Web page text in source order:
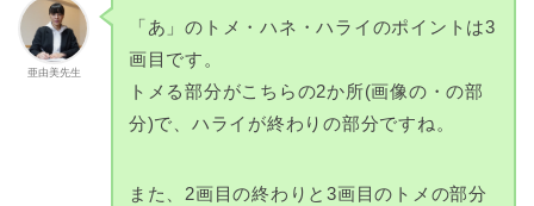
亜由美先生
「あ」のトメ・ハネ・ハライのポイントは3
画目です。
トメる部分がこちらの2か所(画像の・の部
分)で、ハライが終わりの部分ですね。
また、2画目の終わりと3画目のトメの部分